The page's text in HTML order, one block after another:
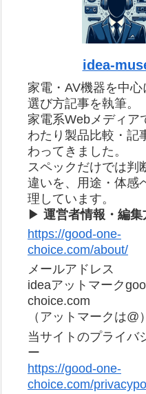
idea-
家電・AV機器を中心
選び方記事を執筆。
家電系Webメディア
わたり製品比較・記
わってきました。
スペックだけでは判
違いを、用途・体感
理しています。
▶ 運営者情報・編集
https://good-one-
choice.com/about/
メールアドレス
ideaアットマーク
choice.com
（アットマークは@）
当サイトのプライバ
ー
https://good-one-
choice.com/